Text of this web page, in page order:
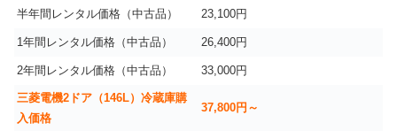
半年間レンタル価格（中古品） 23,100円
1年間レンタル価格（中古品） 26,400円
2年間レンタル価格（中古品） 33,000円
三菱電機2ドア（146L）冷蔵庫購
入価格
37,800円～